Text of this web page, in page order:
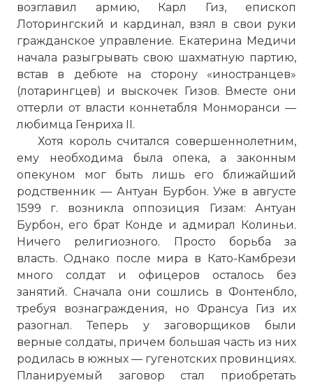
возгла­вил армию, Карл Гиз, епископ
Лоторингский и кардинал, взял в свои руки
гражданское управление. Екатерина Медичи
начала разыгры­вать свою шахматную партию,
встав в дебюте на сторону «иностран­цев»
(лотарингцев) и выскочек Гизов. Вместе они
оттерли от власти коннетабля Монморанси —
любимца Генриха II.
Хотя король считался совершеннолетним,
ему необходима была опе­ка, а законным
опекуном мог быть лишь его ближайший
родственник — Антуан Бурбон. Уже в августе
1599 г. возникла оппозиция Гизам: Антуан
Бурбон, его брат Конде и адмирал Колиньи.
Ничего религи­озного. Просто борьба за
власть. Однако после мира в Като-Камбрези
много солдат и офицеров осталось без
занятий. Сначала они сошлись в Фонтенбло,
требуя вознаграждения, но Франсуа Гиз их
разогнал. Теперь у заговорщиков были
верные солдаты, причем боль­шая часть из них
родилась в южных — гугенотских провинциях.
Плани­руемый заговор стал приобретать